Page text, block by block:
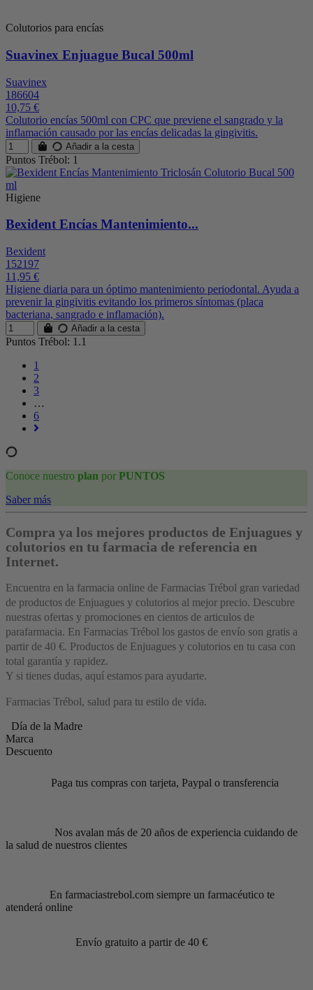
Colutorios para encías
Suavinex Enjuague Bucal 500ml
Suavinex
186604
10,75 €
Colutorio encías 500ml con CPC que previene el sangrado y la
inflamación causado por las encías delicadas la gingivitis.
Añadir a la cesta
Puntos Trébol: 1
Higiene
Bexident Encías Mantenimiento...
Bexident
152197
11,95 €
Higiene diaria para un óptimo mantenimiento periodontal. Ayuda a
prevenir la gingivitis evitando los primeros síntomas (placa
bacteriana, sangrado e inflamación).
Añadir a la cesta
Puntos Trébol: 1.1
1
2
3
…
6
Conoce nuestro plan por PUNTOS
Saber más
Compra ya los mejores productos de Enjuagues y
colutorios en tu farmacia de referencia en
Internet.
Encuentra en la farmacia online de Farmacias Trébol gran variedad
de productos de Enjuagues y colutorios al mejor precio. Descubre
nuestras ofertas y promociones en cientos de articulos de
parafarmacia. En Farmacias Trébol los gastos de envío son gratis a
partir de 40 €. Productos de Enjuagues y colutorios en tu casa con
total garantía y rapidez.
Y si tienes dudas, aquí estamos para ayudarte.
Farmacias Trébol, salud para tu estilo de vida.
Día de la Madre
Marca
Descuento
Paga tus compras con tarjeta, Paypal o transferencia
Nos avalan más de 20 años de experiencia cuidando de
la salud de nuestros clientes
En farmaciastrebol.com siempre un farmacéutico te
atenderá online
Envío gratuito a partir de 40 €